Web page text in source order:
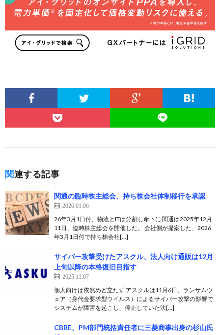
関連する記事
関通の臨時株主総会、持ち株会社体制移行を承認
2026.01.06
26年3月1日付、物流とITは分割し傘下に 関通は2025年12月
11日、臨時株主総会を開催した。 会社側が提案した、2026
年3月1日付で持ち株会社[…]
サイバー攻撃受けたアスクル、法人向け通販は12月
上旬以降の本格復旧目指す
2025.11.07
個人向けは依然めど立たず アスクルは11月6日、ランサムウ
ェア（身代金要求型ウイルス）によるサイバー攻撃の影響で
システムが障害を起こし、停止していた法[…]
CBRE、PM部門統括責任者に三菱商事出身の杉山氏